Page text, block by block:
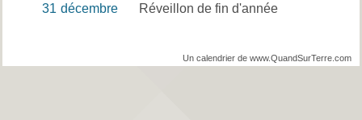
31 décembre Réveillon de fin d'année
Un calendrier de www.QuandSurTerre.com